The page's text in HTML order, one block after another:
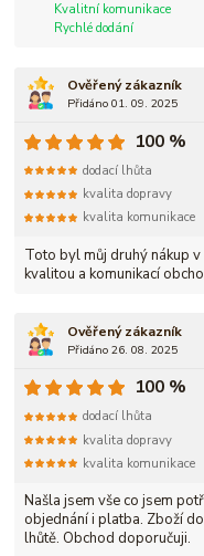
Kvalitní komunikace
Rychlé dodání
Ověřený zákazník
Přidáno 01. 09. 2025
Toto byl můj druhý nákup
kvalitou a komunikací
100 %
dodací lhůta
kvalita dopravy
kvalita komunikace
Ověřený zákazník
Přidáno 26. 08. 2025
Našla jsem vše co jsem
objednání i platba. Zboží
lhůtě. Obchod doporučuji.
100 %
dodací lhůta
kvalita dopravy
kvalita komunikace